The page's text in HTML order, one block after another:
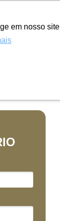
em nosso
lo(a) com